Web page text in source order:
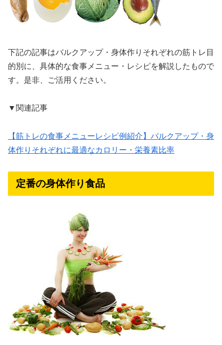
下記の記事はバルクアップ・身体作りそれぞれの筋トレ目
的別に、具体的な食事メニュー・レシピを解説したもので
す。是非、ご活用ください。
▼関連記事
【筋トレの食事メニューレシピ例紹介】バルクアップ・身
体作りそれぞれに最適なカロリー・栄養素比率
定番の身体作り食品